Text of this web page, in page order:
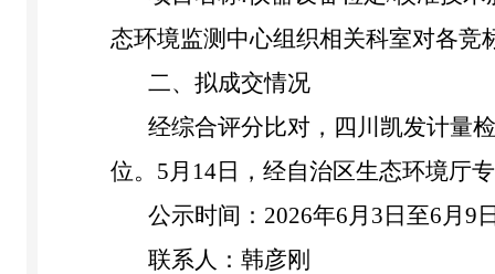
态环境监测中心组织相关科室对各竞
二、拟成交情况
经综合评分比对，四川 凯发计量
位。 5月 14日，经自治区生态环境厅
公示时间： 2026年6月 3 日至6月 9
联系人： 韩彦刚